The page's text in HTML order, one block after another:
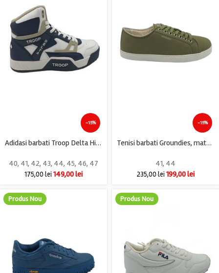
-15%
Adidasi barbati Troop Delta High, imitatie de piele, alb albastru
40, 41, 42, 43, 44, 45, 46, 47
175,00lei149,00lei
-15%
Tenisi barbati Groundies, material textil, verde
41, 44
235,00lei 199,00lei
Produs Nou Produs Nou